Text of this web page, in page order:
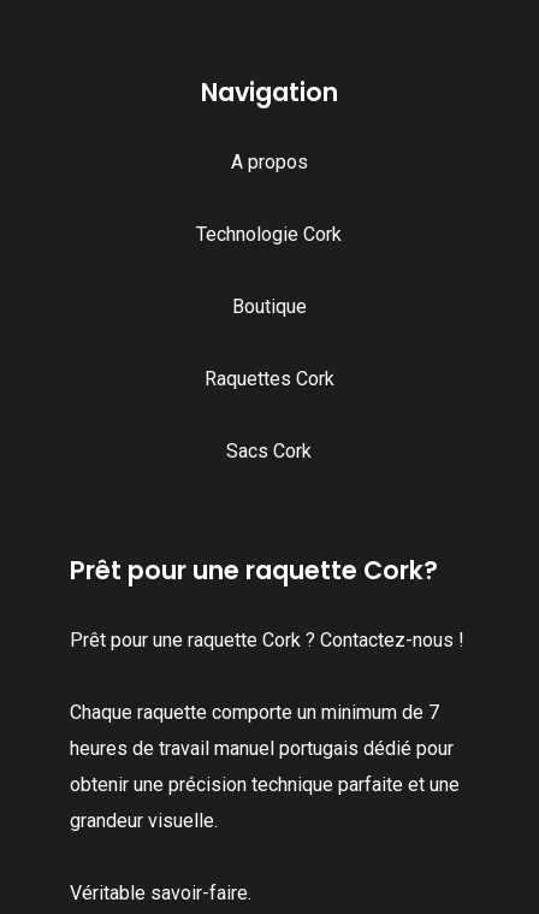
Navigation
A propos
Technologie Cork
Boutique
Raquettes Cork
Sacs Cork
Prêt pour une raquette Cork?
Prêt pour une raquette Cork ? Contactez-nous !
Chaque raquette comporte un minimum de 7
heures de travail manuel portugais dédié pour
obtenir une précision technique parfaite et une
grandeur visuelle.
Véritable savoir-faire.